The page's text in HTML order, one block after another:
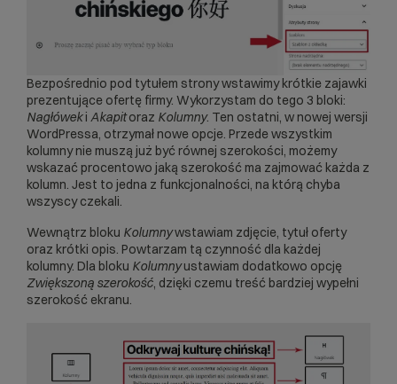
Bezpośrednio pod tytułem strony wstawimy krótkie zajawki
prezentujące ofertę firmy. Wykorzystam do tego 3 bloki:
Nagłóweki Akapitoraz Kolumny. Ten ostatni, w nowej wersji
WordPressa, otrzymał nowe opcje. Przede wszystkim
kolumny nie muszą już być równej szerokości, możemy
wskazać procentowo jaką szerokość ma zajmować każda z
kolumn. Jest to jedna z funkcjonalności, na którą chyba
wszyscy czekali.
Wewnątrz bloku Kolumnywstawiam zdjęcie, tytuł oferty
oraz krótki opis. Powtarzam tą czynność dla każdej
kolumny. Dla bloku Kolumnyustawiam dodatkowo opcję
Zwiększoną szerokość, dzięki czemu treść bardziej wypełni
szerokość ekranu.